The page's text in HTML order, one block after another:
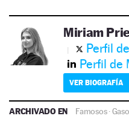
Miriam
Perfil
Perfil de
VER BIOGRAFÍA
ARCHIVADO EN Famosos·